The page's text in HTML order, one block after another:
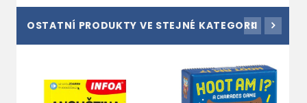
OSTATNÍ PRODUKTY VE STEJNÉ KATEGORII